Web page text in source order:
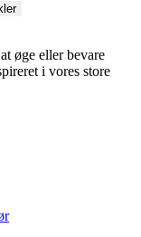
øge eller bevare
i vores store